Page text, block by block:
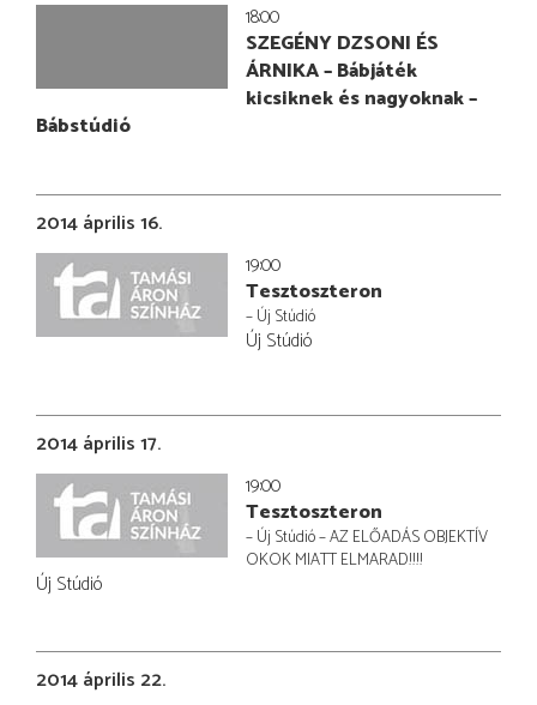
18:00
SZEGÉNY DZSONI ÉS
ÁRNIKA – Bábjáték
kicsiknek és nagyoknak –
Bábstúdió
2014 április 16.
19:00
Tesztoszteron
– Új Stúdió
Új Stúdió
2014 április 17.
19:00
Tesztoszteron
– Új Stúdió – AZ ELŐADÁS OBJEKTÍV
OKOK MIATT ELMARAD!!!!
Új Stúdió
2014 április 22.